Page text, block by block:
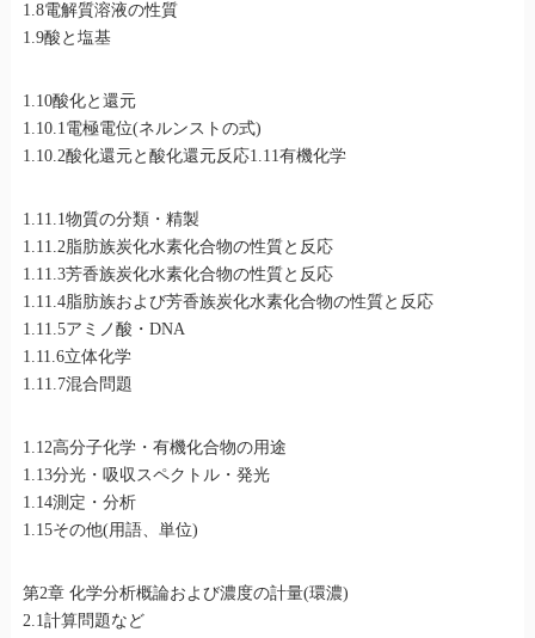
1.8電解質溶液の性質
1.9酸と塩基
1.10酸化と還元
1.10.1電極電位(ネルンストの式)
1.10.2酸化還元と酸化還元反応1.11有機化学
1.11.1物質の分類・精製
1.11.2脂肪族炭化水素化合物の性質と反応
1.11.3芳香族炭化水素化合物の性質と反応
1.11.4脂肪族および芳香族炭化水素化合物の性質と反応
1.11.5アミノ酸・DNA
1.11.6立体化学
1.11.7混合問題
1.12高分子化学・有機化合物の用途
1.13分光・吸収スペクトル・発光
1.14測定・分析
1.15その他(用語、単位)
第2章 化学分析概論および濃度の計量(環濃)
2.1計算問題など